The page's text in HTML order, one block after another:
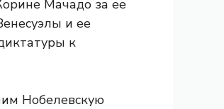
Мачадо за ее
и ее
к
Нобелевскую